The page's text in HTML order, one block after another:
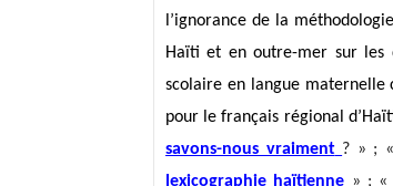
l’ignorance de la
Haïti et en outre-mer sur les
scolaire en langue maternelle
pour le français régional
savons-nous vraiment ? » ;
lexicographie haïtienne » ; «